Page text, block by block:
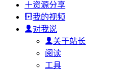
资源分享
我的视频
对我说
关于站长
阅读
工具